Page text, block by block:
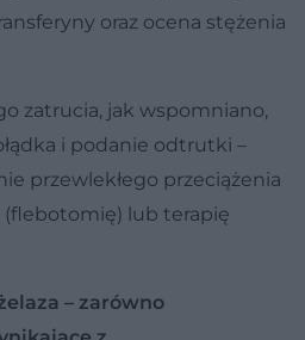
oraz ocena stężenia
zatrucia, jak wspomniano,
i podanie odtrutki –
przewlekłego przeciążenia
lub terapię
– zarówno